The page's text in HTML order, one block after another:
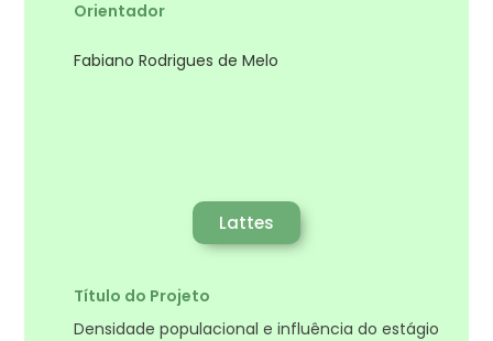
Orientador
Fabiano Rodrigues de Melo
Lattes
Título do Projeto
Densidade populacional e influência do estágio